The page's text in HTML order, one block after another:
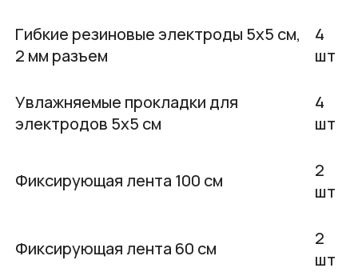
Гибкие резиновые электроды 5х5 см,
2 мм разъем
4
шт
Увлажняемые прокладки для
электродов 5х5 см
4
шт
Фиксирующая лента 100 см
2
шт
Фиксирующая лента 60 см
2
шт